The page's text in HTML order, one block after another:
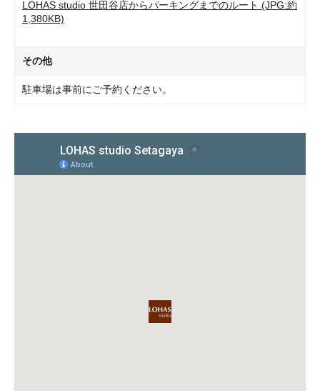
LOHAS studio 世田谷店からパーキングまでのルート (JPG:約
1,380KB)
その他
駐車場は事前にご予約ください。